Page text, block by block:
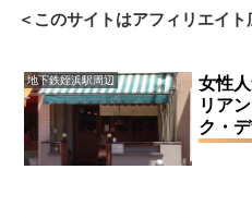
＜このサイトはアフィリエイ
地下鉄姪浜駅周辺
女性
リア
ク・